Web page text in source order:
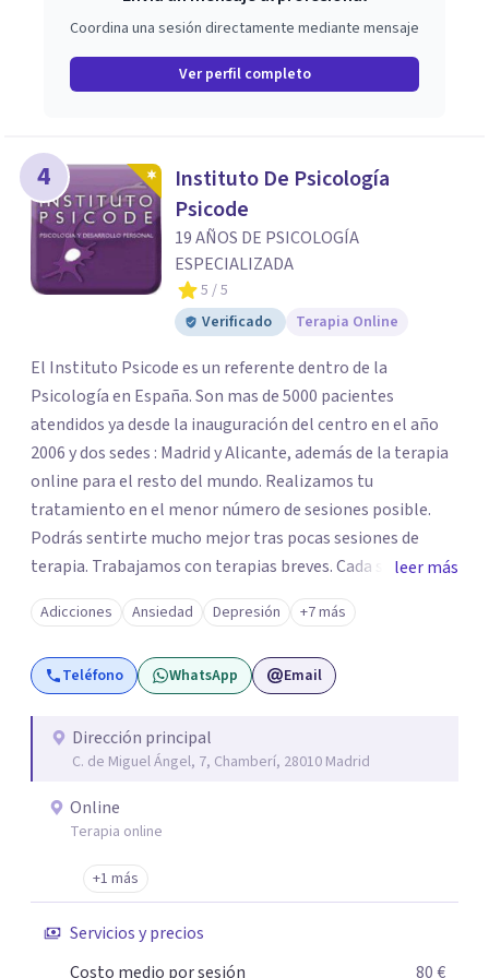
Coordina una sesión directamente mediante mensaje
Ver perfil completo
4
Instituto De Psicología
Psicode
19 AÑOS DE PSICOLOGÍA
ESPECIALIZADA
5 / 5
Verificado
Terapia Online
El Instituto Psicode es un referente dentro de la
Psicología en España. Son mas de 5000 pacientes
atendidos ya desde la inauguración del centro en el año
2006 y dos sedes : Madrid y Alicante, además de la terapia
online para el resto del mundo. Realizamos tu
tratamiento en el menor número de sesiones posible.
Podrás sentirte mucho mejor tras pocas sesiones de
terapia. Trabajamos con terapias breves. Cada sesión de
terapia te resultará de utilidad y te ayudará a conseguir
tus objetivos. Entre nuestras especialidades destaca la
terapia de pareja y sexual, así como el tratamiento de
problemas emocionales, obsesiones, ansiedad , estrés,
además con un servicio de hipnosis regresiva para el
trabajo de "Terapia del Alma".
leer más
Adicciones Ansiedad Depresión +7 más
Teléfono WhatsApp Email
Dirección principal
C. de Miguel Ángel, 7, Chamberí, 28010 Madrid
Online
Terapia online
+1 más
Servicios y precios
Costo medio por sesión
80 €